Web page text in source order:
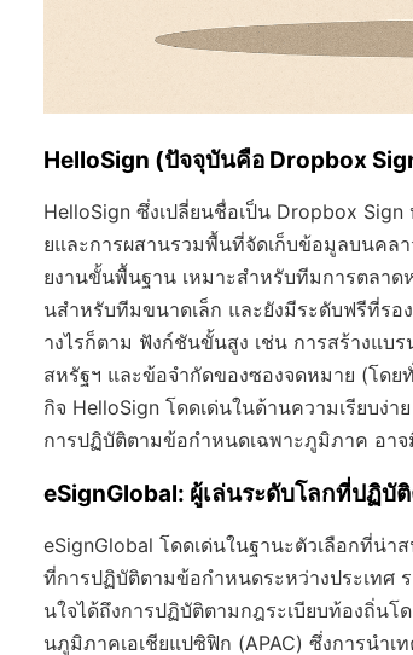
HelloSign (ปัจจุบันคือ Dropbox
HelloSign ซึ่งเปลี่ยนชื่อเป็น Dropbox
ยและการผสานรวมพื้นที่จัดเก็บข้อมูลบนคล
ยงานขั้นพื้นฐาน เหมาะสำหรับทีมการตลา
นสำหรับทีมขนาดเล็ก และยังมีระดับฟรีที่รอ
างไรก็ตาม ฟังก์ชันขั้นสูง เช่น การสร้างแบ
สหรัฐฯ และข้อจำกัดของซองจดหมาย (โดย
กิจ HelloSign โดดเด่นในด้านความเรียบง่
การปฏิบัติตามข้อกำหนดเฉพาะภูมิภาค อา
eSignGlobal: ผู้เล่นระดับโลกที่ปฏิ
eSignGlobal โดดเด่นในฐานะตัวเลือกที่น่
ที่การปฏิบัติตามข้อกำหนดระหว่างประเทศ
นใจได้ถึงการปฏิบัติตามกฎระเบียบท้องถิ่นโ
นภูมิภาคเอเชียแปซิฟิก (APAC) ซึ่งการนำ